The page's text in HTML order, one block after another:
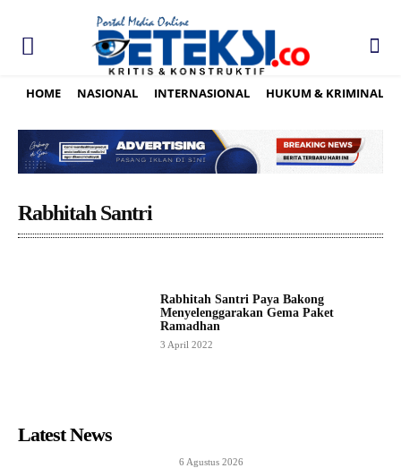
HOME NASIONAL INTERNASIONAL HUKUM & KRIMINAL
Rabhitah Santri
Rabhitah Santri Paya Bakong
Menyelenggarakan Gema Paket
Ramadhan
3 April 2022
Latest News
6 Agustus 2026